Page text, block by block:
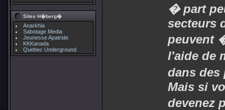
Sites H�berg�
Anarkhia
Sabotage Media
Jeunesse Apatride
KKKanada
Quebec Underground
� part
secteurs
peuvent
l'aide de
dans
Mais si
devenez